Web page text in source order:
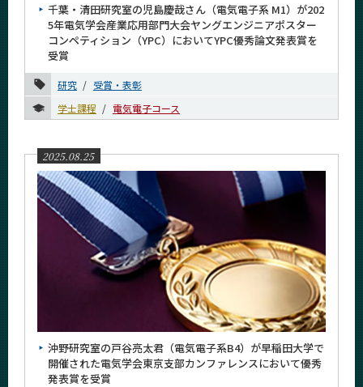
千葉・清田研究室の児島慶哉さん（電気電子系 M1）が202
5年電気学会産業応用部門大会ヤングエンジニアポスター
コンペティション（YPC）においてYPC優秀論文発表賞を
受賞
研究
受賞・表彰
学士課程
電気電子コース
2025.08.25
沖野研究室の戸谷亮太君（電気電子系B4）が早稲田大学で
開催された電気学会東京支部カンファレンスにおいて優秀
発表賞を受賞